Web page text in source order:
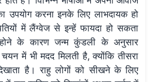
उपयोग करना इनके लिए लाभदायक हो
में लैंग्वेज से इन्हें फायदा हो सकता
के कारण जन्म कुंडली के अनुसार
में भी मदद मिलती है, क्योंकि तीसरा
है। राहु लोगों को सीखने के लिए